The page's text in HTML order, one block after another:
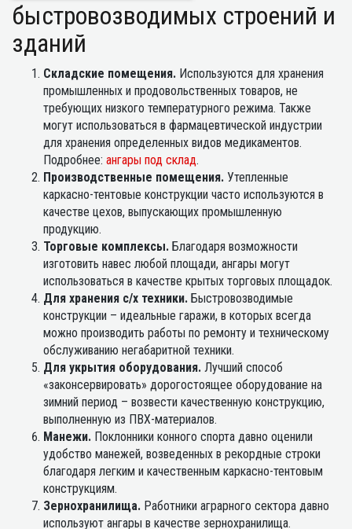
быстровозводимых строений и
зданий
Складские помещения. Используются для хранения
промышленных и продовольственных товаров, не
требующих низкого температурного режима. Также
могут использоваться в фармацевтической индустрии
для хранения определенных видов медикаментов.
Подробнее: ангары под склад.
Производственные помещения. Утепленные
каркасно-тентовые конструкции часто используются в
качестве цехов, выпускающих промышленную
продукцию.
Торговые комплексы. Благодаря возможности
изготовить навес любой площади, ангары могут
использоваться в качестве крытых торговых площадок.
Для хранения с/х техники. Быстровозводимые
конструкции – идеальные гаражи, в которых всегда
можно производить работы по ремонту и техническому
обслуживанию негабаритной техники.
Для укрытия оборудования. Лучший способ
«законсервировать» дорогостоящее оборудование на
зимний период – возвести качественную конструкцию,
выполненную из ПВХ-материалов.
Манежи. Поклонники конного спорта давно оценили
удобство манежей, возведенных в рекордные строки
благодаря легким и качественным каркасно-тентовым
конструкциям.
Зернохранилища. Работники аграрного сектора давно
используют ангары в качестве зернохранилища.